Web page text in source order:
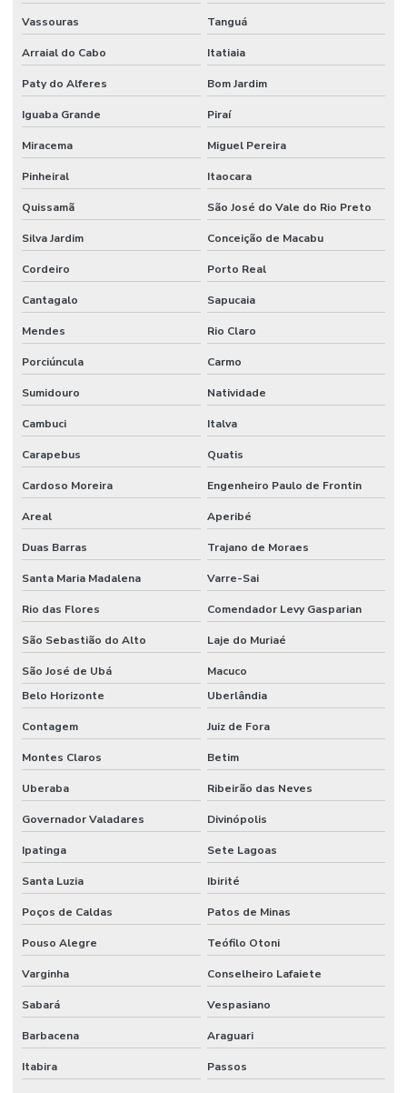
Vassouras Tanguá
Arraial do Cabo Itatiaia
Paty do Alferes Bom Jardim
Iguaba Grande Piraí
Miracema Miguel Pereira
Pinheiral Itaocara
Quissamã São José do Vale do Rio Preto
Silva Jardim Conceição de Macabu
Cordeiro Porto Real
Cantagalo Sapucaia
Mendes Rio Claro
Porciúncula Carmo
Sumidouro Natividade
Cambuci Italva
Carapebus Quatis
Cardoso Moreira Engenheiro Paulo de Frontin
Areal Aperibé
Duas Barras Trajano de Moraes
Santa Maria Madalena Varre-Sai
Rio das Flores Comendador Levy Gasparian
São Sebastião do Alto Laje do Muriaé
São José de Ubá
Macuco
Belo Horizonte
Uberlândia
Contagem Juiz de Fora
Montes Claros Betim
Uberaba Ribeirão das Neves
Governador Valadares Divinópolis
Ipatinga Sete Lagoas
Santa Luzia Ibirité
Poços de Caldas Patos de Minas
Pouso Alegre Teófilo Otoni
Varginha Conselheiro Lafaiete
Sabará Vespasiano
Barbacena Araguari
Itabira Passos